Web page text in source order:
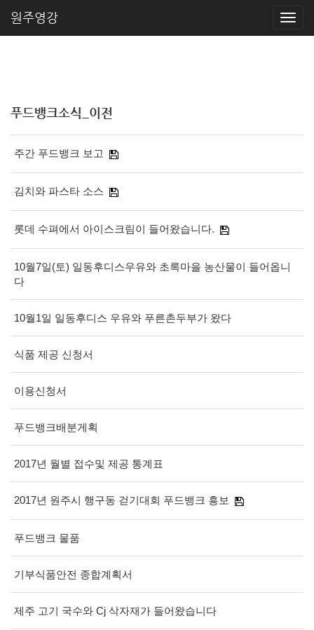
원주영강
푸드뱅크소식_이전
주간 푸드뱅크 보고
김치와 파스타 소스
롯데 수펴에서 아이스크림이 들어왔습니다.
10월7일(토) 일동후디스우유와 초록마을 농산물이 들어옵니
다
10월1일 일동후디스 우유와 푸른촌두부가 왔다
식품 제공 신청서
이용신청서
푸드뱅크배분게획
2017년 월별 접수및 제공 통계표
2017년 원주시 행구동 걷기대회 푸드뱅크 흥보
푸드뱅크 물품
기부식품안전 종합계획서
제주 고기 국수와 Cj 삭자재가 들어왔습니다